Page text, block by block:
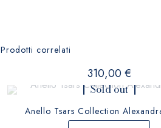
Prodotti correlati
310,00€
Sold out
Anello Tsars Collection